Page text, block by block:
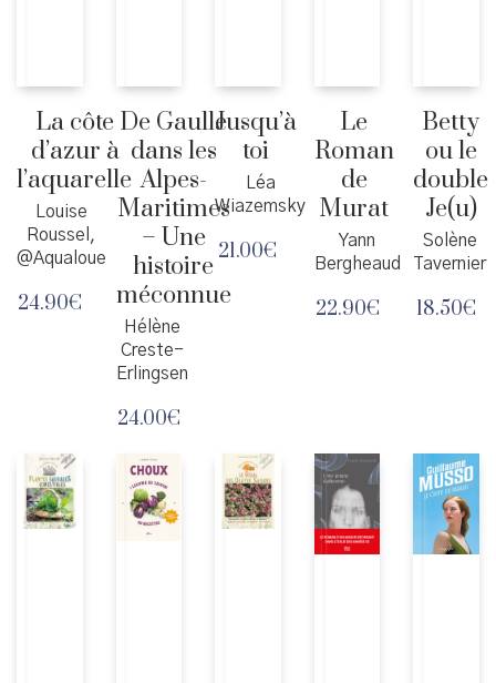
La côte
d’azur à
l’aquarelle
Louise
Roussel,
@Aqualoue
24.90€
De Gaulle
dans les
Alpes-
Maritimes
– Une
histoire
méconnue
Hélène
Creste-
Erlingsen
24.00€
Jusqu’à
toi
Léa
Wiazemsky
21.00€
Le
Roman
de
Murat
Yann
Bergheaud
22.90€
Betty
ou le
double
Je(u)
Solène
Tavernier
18.50€